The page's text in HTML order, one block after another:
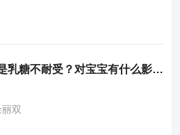
什么是乳糖不耐受？对宝宝有什么影响？
双